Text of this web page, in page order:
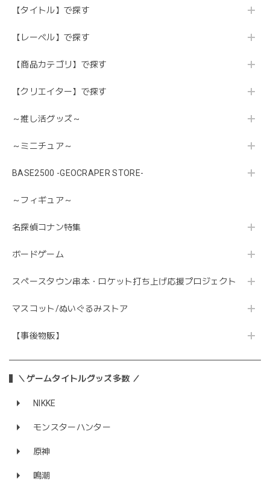
【タイトル】で探す
【レーベル】で探す
【商品カテゴリ】で探す
【クリエイター】で探す
～推し活グッズ～
～ミニチュア～
BASE2500 -GEOCRAPER STORE-
～フィギュア～
名探偵コナン特集
ボードゲーム
スペースタウン串本・ロケット打ち上げ応援プロジェクト
マスコット/ぬいぐるみストア
【事後物販】
＼ゲームタイトルグッズ多数 ／
NIKKE
モンスターハンター
原神
鳴潮